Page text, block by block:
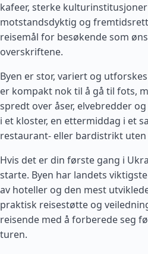
kafeer, sterke
motstandsdyktig og
reisemål for besøkende som
overskriftene.
Byen er stor, variert og
er kompakt nok til å gå til fots,
spredt over åser, elvebredder
i et kloster, en ettermiddag i et
restaurant- eller bardistrikt uten
Hvis det er din første gang i
starte. Byen har landets
av hoteller og den mest
praktisk reisestøtte og
reisende med å forberede seg
turen.